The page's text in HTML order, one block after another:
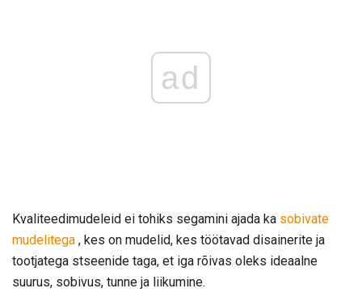
ad
Kvaliteedimudeleid ei tohiks segamini ajada ka sobivate
mudelitega , kes on mudelid, kes töötavad disainerite ja
tootjatega stseenide taga, et iga rõivas oleks ideaalne
suurus, sobivus, tunne ja liikumine.